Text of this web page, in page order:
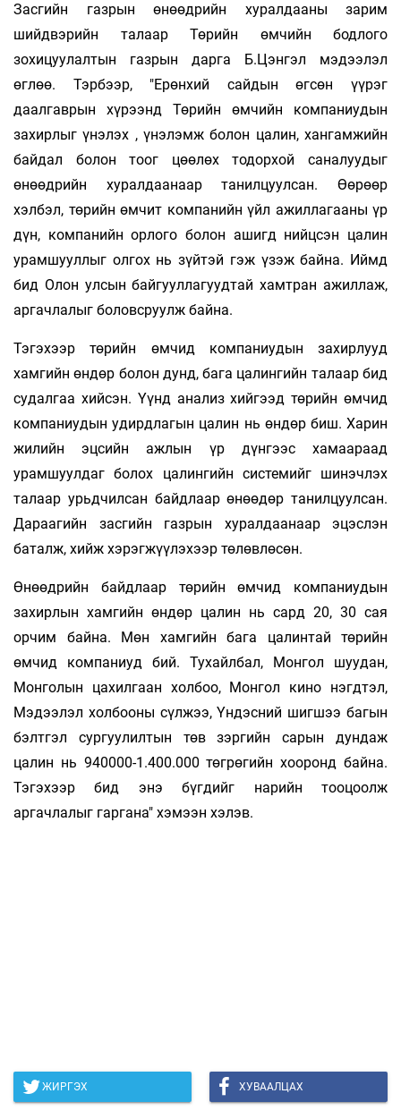
Засгийн газрын өнөөдрийн хуралдааны зарим
шийдвэрийн талаар Төрийн өмчийн бодлого
зохицуулалтын газрын дарга Б.Цэнгэл мэдээлэл
өглөө. Тэрбээр, "Ерөнхий сайдын өгсөн үүрэг
даалгаврын хүрээнд Төрийн өмчийн компаниудын
захирлыг үнэлэх , үнэлэмж болон цалин, хангамжийн
байдал болон тоог цөөлөх тодорхой саналуудыг
өнөөдрийн хуралдаанаар танилцуулсан. Өөрөөр
хэлбэл, төрийн өмчит компанийн үйл ажиллагааны үр
дүн, компанийн орлого болон ашигд нийцсэн цалин
урамшууллыг олгох нь зүйтэй гэж үзэж байна. Иймд
бид Олон улсын байгууллагуудтай хамтран ажиллаж,
аргачлалыг боловсруулж байна.
Тэгэхээр төрийн өмчид компаниудын захирлууд
хамгийн өндөр болон дунд, бага цалингийн талаар бид
судалгаа хийсэн. Үүнд анализ хийгээд төрийн өмчид
компаниудын удирдлагын цалин нь өндөр биш. Харин
жилийн эцсийн ажлын үр дүнгээс хамаараад
урамшуулдаг болох цалингийн системийг шинэчлэх
талаар урьдчилсан байдлаар өнөөдөр танилцуулсан.
Дараагийн засгийн газрын хуралдаанаар эцэслэн
баталж, хийж хэрэгжүүлэхээр төлөвлөсөн.
Өнөөдрийн байдлаар төрийн өмчид компаниудын
захирлын хамгийн өндөр цалин нь сард 20, 30 сая
орчим байна. Мөн хамгийн бага цалинтай төрийн
өмчид компаниуд бий. Тухайлбал, Монгол шуудан,
Монголын цахилгаан холбоо, Монгол кино нэгдтэл,
Мэдээлэл холбооны сүлжээ, Үндэсний шигшээ багын
бэлтгэл сургуулилтын төв зэргийн сарын дундаж
цалин нь 940000-1.400.000 төгрөгийн хооронд байна.
Тэгэхээр бид энэ бүгдийг нарийн тооцоолж
аргачлалыг гаргана" хэмээн хэлэв.
ЖИРГЭХ ХУВААЛЦАХ